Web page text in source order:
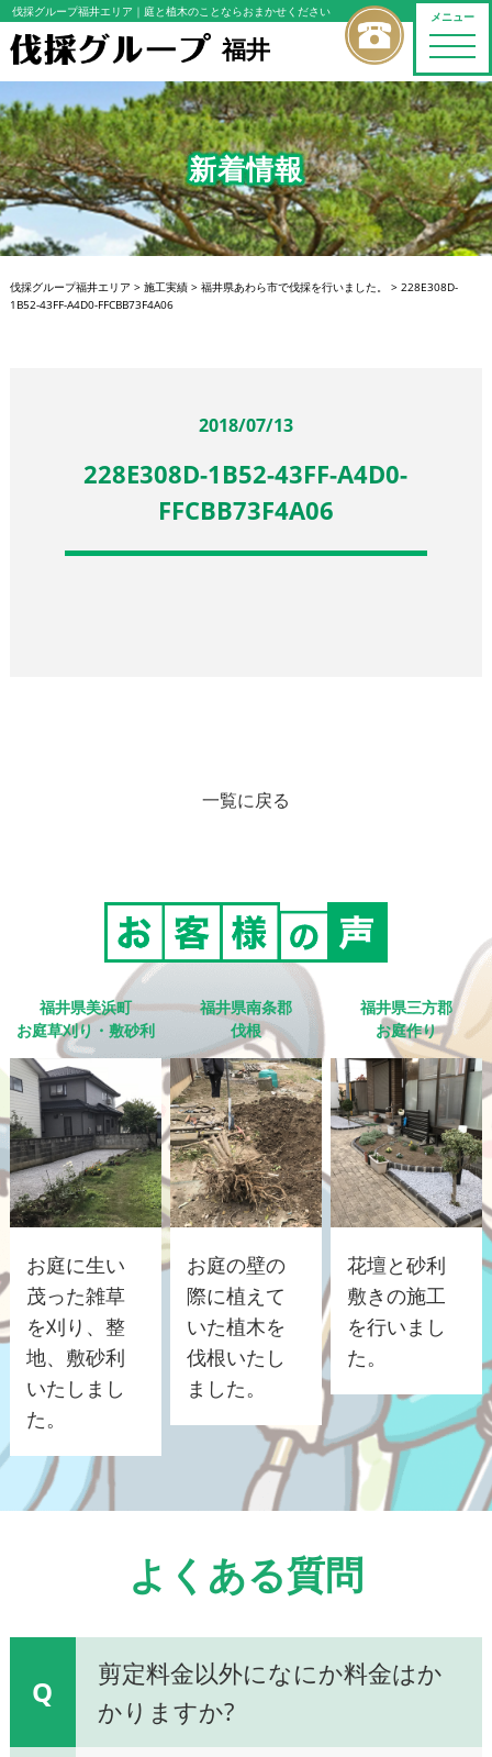
メニュー
toggle
伐採グループ福井エリア ｜庭と植木のことならおまかせください
福井
新着情報
伐採グループ福井エリア > 施工実績> 福井県あわら市で伐採を行いました。 > 228E308D-
1B52-43FF-A4D0-FFCBB73F4A06
2018/07/13
228E308D-1B52-43FF-A4D0-
FFCBB73F4A06
一覧に戻る
福井県美浜町
お庭草刈り・敷砂利
お庭に生い
茂った雑草
を刈り、整
地、敷砂利
いたしまし
た。
福井県南条郡
伐根
お庭の壁の
際に植えて
いた植木を
伐根いたし
ました。
福井県三方郡
お庭作り
花壇と砂利
敷きの施工
を行いまし
た。
よくある質問
Q
剪定料金以外になにか料金はか
かりますか?